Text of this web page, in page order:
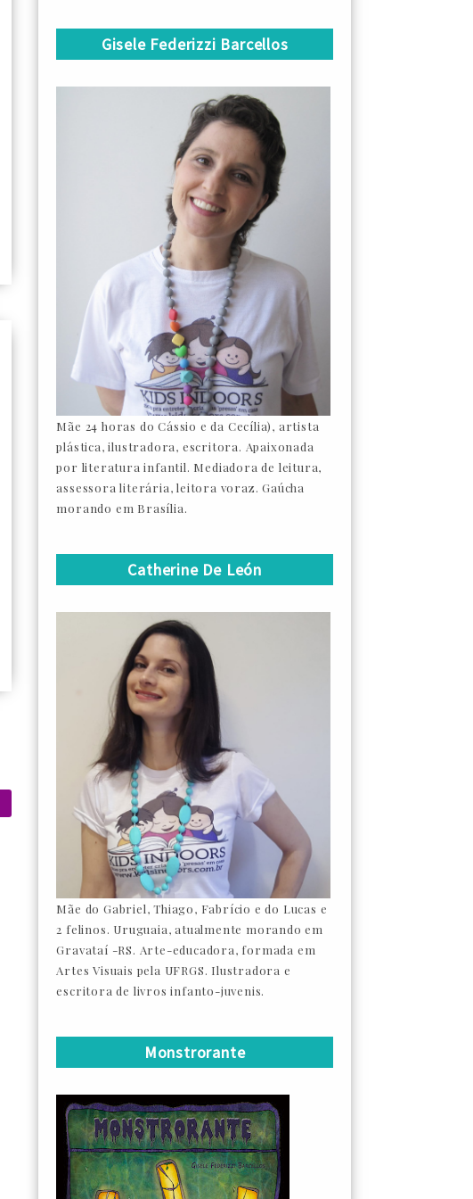
Gisele Federizzi Barcellos
Mãe 24 horas do Cássio e da Cecília), artista
plástica, ilustradora, escritora. Apaixonada
por literatura infantil. Mediadora de leitura,
assessora literária, leitora voraz. Gaúcha
morando em Brasília.
Catherine De León
Mãe do Gabriel, Thiago, Fabrício e do Lucas e
2 felinos. Uruguaia, atualmente morando em
Gravataí -RS. Arte-educadora, formada em
Artes Visuais pela UFRGS. Ilustradora e
escritora de livros infanto-juvenis.
Monstrorante